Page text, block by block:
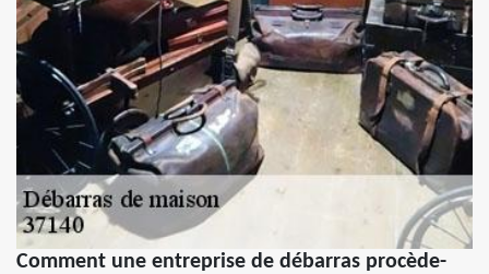
Comment une entreprise de débarras procède-